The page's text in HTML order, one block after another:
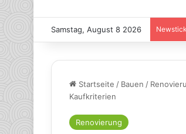
Samstag, August 8 2026
Startseite / Bauen /
Kaufkriterien
Renovierung